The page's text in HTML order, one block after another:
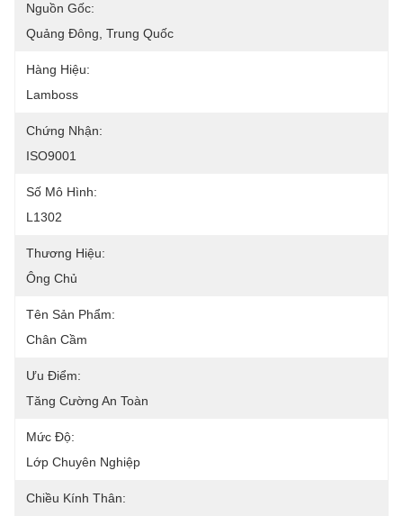
Nguồn Gốc:
Quảng Đông, Trung Quốc
Hàng Hiệu:
Lamboss
Chứng Nhận:
ISO9001
Số Mô Hình:
L1302
Thương Hiệu:
Ông Chủ
Tên Sản Phẩm:
Chân Cầm
Ưu Điểm:
Tăng Cường An Toàn
Mức Độ:
Lớp Chuyên Nghiệp
Chiều Kính Thân: